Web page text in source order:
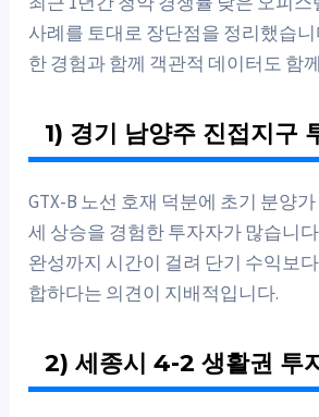
사례를 토대로 장단점을 정리했습
한 경험과 함께 객관적 데이터도 함
1) 경기 남양주 진접지구
GTX-B 노선 호재 덕분에 초기 분양가
세 상승을 경험한 투자자가 많습니
완성까지 시간이 걸려 단기 수익보
합하다는 의견이 지배적입니다.
2) 세종시 4-2 생활권 투